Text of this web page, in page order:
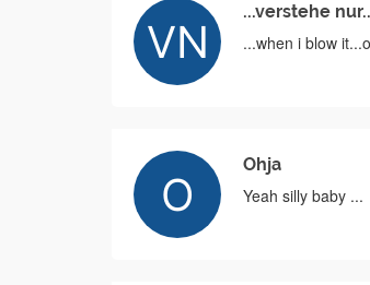
...verstehe
...when i blow
Ohja
Yeah silly baby ...